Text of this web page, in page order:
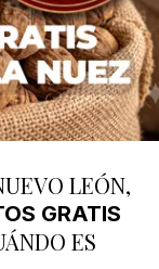
LEÓN,
GRATIS
ES